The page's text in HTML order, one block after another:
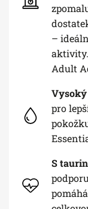
–
Adult
pro
S